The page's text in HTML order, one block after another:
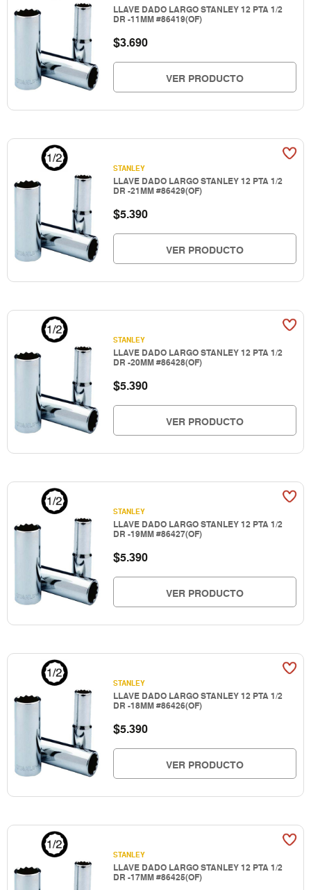
LLAVE DADO LARGO STANLEY 12 PTA 1/2
DR -11MM #86419(OF)
$3.690
VER PRODUCTO
STANLEY
LLAVE DADO LARGO STANLEY 12 PTA 1/2
DR -21MM #86429(OF)
$5.390
VER PRODUCTO
STANLEY
LLAVE DADO LARGO STANLEY 12 PTA 1/2
DR -20MM #86428(OF)
$5.390
VER PRODUCTO
STANLEY
LLAVE DADO LARGO STANLEY 12 PTA 1/2
DR -19MM #86427(OF)
$5.390
VER PRODUCTO
STANLEY
LLAVE DADO LARGO STANLEY 12 PTA 1/2
DR -18MM #86426(OF)
$5.390
VER PRODUCTO
STANLEY
LLAVE DADO LARGO STANLEY 12 PTA 1/2
DR -17MM #86425(OF)